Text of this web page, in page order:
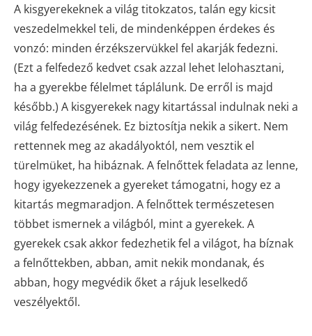
A kisgyerekeknek a világ titokzatos, talán egy kicsit
veszedelmekkel teli, de mindenképpen érdekes és
vonzó: minden érzékszervükkel fel akarják fedezni.
(Ezt a felfedező kedvet csak azzal lehet lelohasztani,
ha a gyerekbe félelmet táplálunk. De erről is majd
később.) A kisgyerekek nagy kitartással indulnak neki a
világ felfedezésének. Ez biztosítja nekik a sikert. Nem
rettennek meg az akadályoktól, nem vesztik el
türelmüket, ha hibáznak. A felnőttek feladata az lenne,
hogy igyekezzenek a gyereket támogatni, hogy ez a
kitartás megmaradjon. A felnőttek természetesen
többet ismernek a világból, mint a gyerekek. A
gyerekek csak akkor fedezhetik fel a világot, ha bíznak
a felnőttekben, abban, amit nekik mondanak, és
abban, hogy megvédik őket a rájuk leselkedő
veszélyektől.